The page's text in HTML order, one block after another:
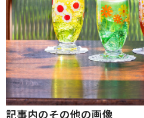
記事内のその他の画像